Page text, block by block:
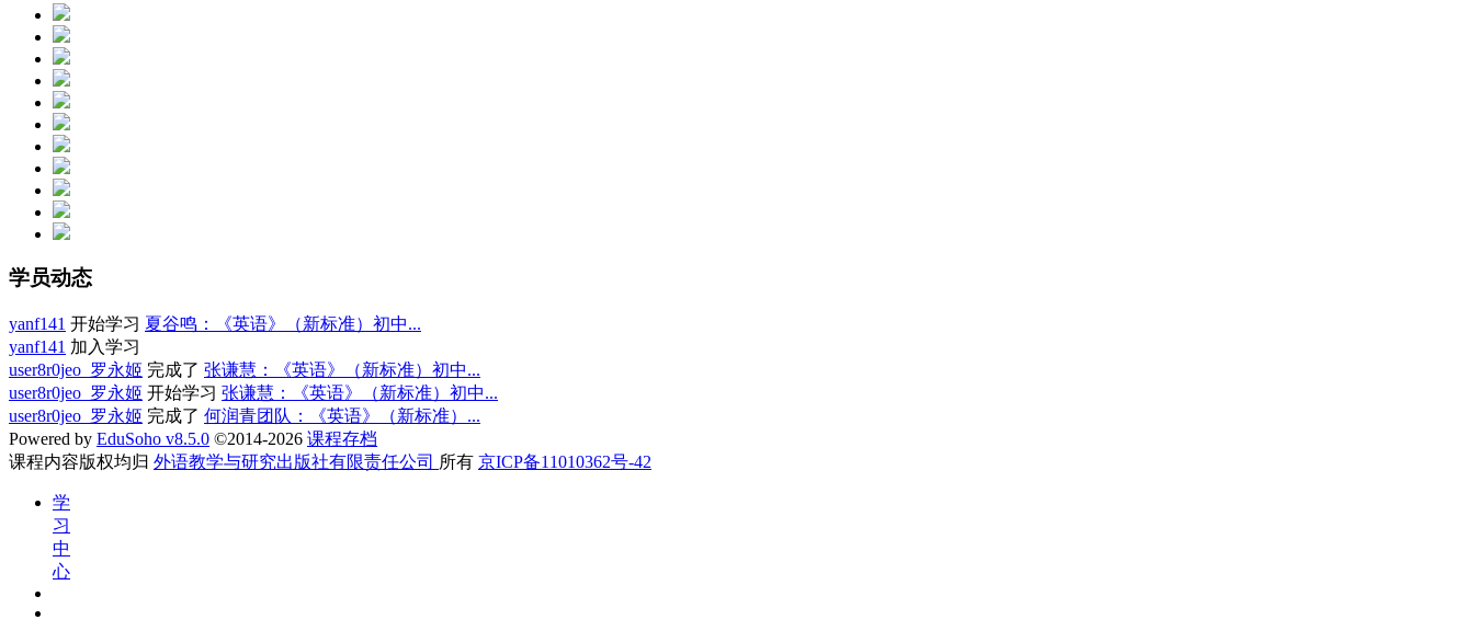
学员动态
yanf141 开始学习 夏谷鸣：《英语》（新标准）初中...
yanf141 加入学习
user8r0jeo_罗永姬 完成了 张谦慧：《英语》（新标准）初中...
user8r0jeo_罗永姬 开始学习 张谦慧：《英语》（新标准）初中...
user8r0jeo_罗永姬 完成了 何润青团队：《英语》（新标准）...
Powered by EduSoho v8.5.0 ©2014-2026 课程存档
课程内容版权均归 外语教学与研究出版社有限责任公司 所有 京ICP备11010362号-42
学
习
中
心